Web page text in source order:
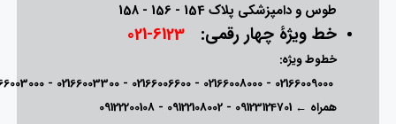
طوس و دامپزشکی پلاک 154 - 156 - 158
خط ویژۀ چهار رقمی:6123-021
خطوط ویژه:
02166009000
-
02166008000
-
02166006600
-
02166003300
-
همراه ← 09123124701
-
09122108002
-
09122200108